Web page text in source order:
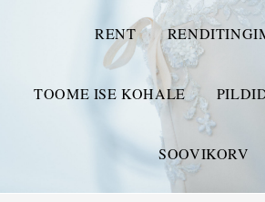
RENT
TOOME ISE KOHALE
SOOVIKORV